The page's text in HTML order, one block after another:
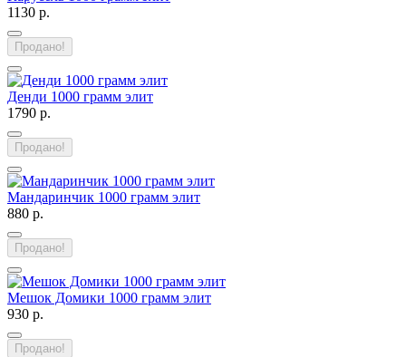
1130 р.
Продано!
Денди 1000 грамм элит
1790 р.
Продано!
Мандаринчик 1000 грамм элит
880 р.
Продано!
Мешок Домики 1000 грамм элит
930 р.
Продано!